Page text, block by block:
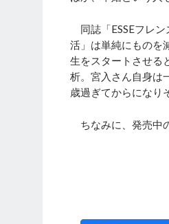
同誌「ESSEフレ
活」は単純にものを
生をスタートさせる
析。宮入さん自身は
歳過ぎてからになり
ちなみに、発売中